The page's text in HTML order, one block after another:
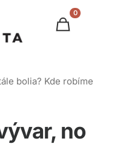
0
bolia? Kde robíme
no